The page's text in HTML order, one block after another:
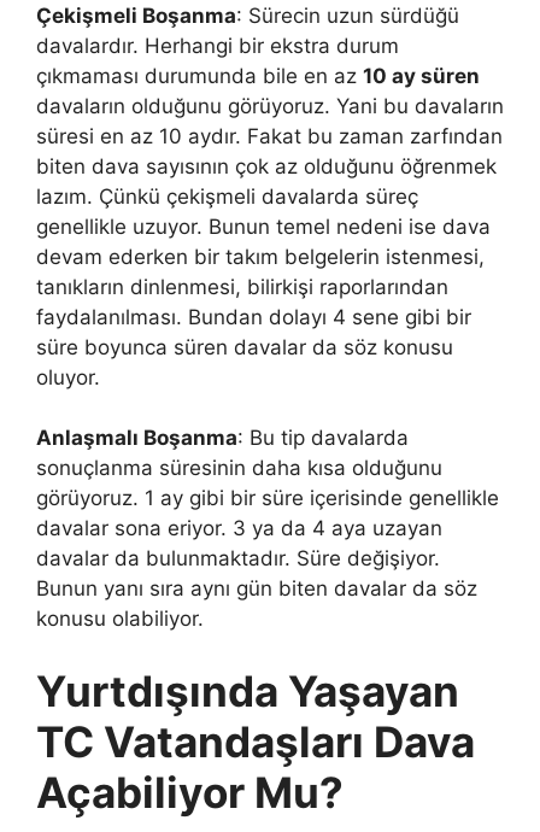
Çekişmeli Boşanma: Sürecin uzun sürdüğü
davalardır. Herhangi bir ekstra durum
çıkmaması durumunda bile en az 10 ay süren
davaların olduğunu görüyoruz. Yani bu davaların
süresi en az 10 aydır. Fakat bu zaman zarfından
biten dava sayısının çok az olduğunu öğrenmek
lazım. Çünkü çekişmeli davalarda süreç
genellikle uzuyor. Bunun temel nedeni ise dava
devam ederken bir takım belgelerin istenmesi,
tanıkların dinlenmesi, bilirkişi raporlarından
faydalanılması. Bundan dolayı 4 sene gibi bir
süre boyunca süren davalar da söz konusu
oluyor.
Anlaşmalı Boşanma: Bu tip davalarda
sonuçlanma süresinin daha kısa olduğunu
görüyoruz. 1 ay gibi bir süre içerisinde genellikle
davalar sona eriyor. 3 ya da 4 aya uzayan
davalar da bulunmaktadır. Süre değişiyor.
Bunun yanı sıra aynı gün biten davalar da söz
konusu olabiliyor.
Yurtdışında Yaşayan
TC Vatandaşları Dava
Açabiliyor Mu?